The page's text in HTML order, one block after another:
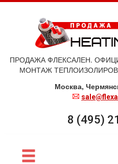
ПРОДАЖА ФЛЕКСАЛЕН.
МОНТАЖ
Москва,
8 (495)